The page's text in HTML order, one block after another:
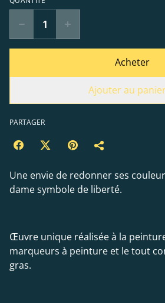
Acheter
Ajouter au
PARTAGER
Une envie de redonner ses
dame symbole de liberté.
Œuvre unique réalisée à la
marqueurs à peinture et le tout
gras.